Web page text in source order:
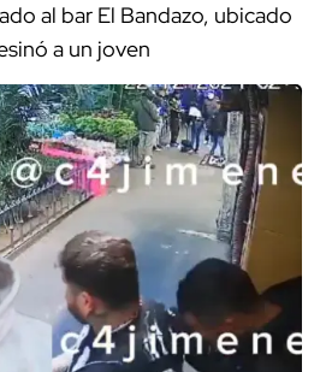
al bar El Bandazo, ubicado
a un joven